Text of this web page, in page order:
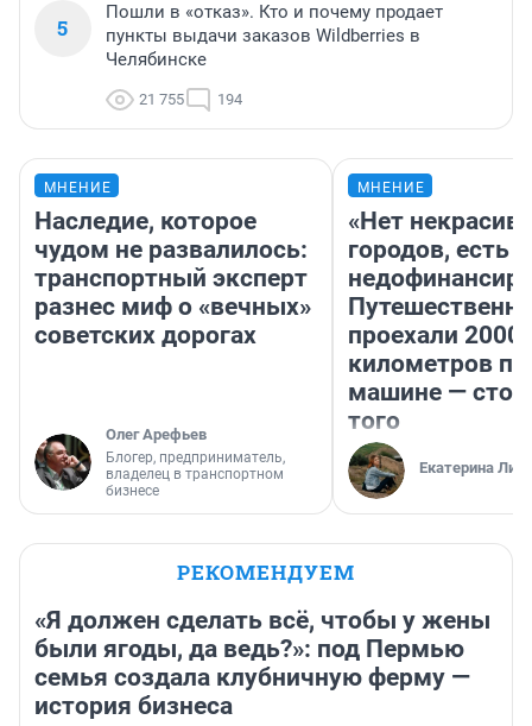
5
Пошли в «отказ». Кто и почему продает
пункты выдачи заказов Wildberries в
Челябинске
21 755 194
МНЕНИЕ
Наследие, которое
чудом не развалилось:
транспортный эксперт
разнес миф о «вечных»
советских дорогах
Олег Арефьев
Блогер, предприниматель,
владелец в транспортном
бизнесе
МНЕНИЕ
«Нет
городов, есть
проехали 2000
километров по
машине —
того
Екатерина
РЕКОМЕНДУЕМ
«Я должен сделать всё, чтобы у жены
были ягоды, да ведь?»: под Пермью
семья создала клубничную ферму —
история бизнеса